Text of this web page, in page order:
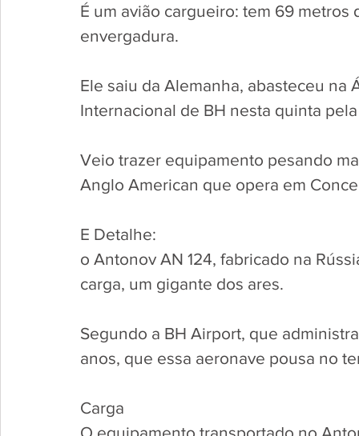
É um avião cargueiro: tem 69
envergadura.
Ele saiu da Alemanha, abasteceu
Internacional de BH nesta quinta
Veio trazer equipamento pesando
Anglo American que opera em
E Detalhe:
o Antonov AN 124, fabricado na
carga, um gigante dos ares.
Segundo a BH Airport, que
anos, que essa aeronave pousa no
Carga
O equipamento transportado no